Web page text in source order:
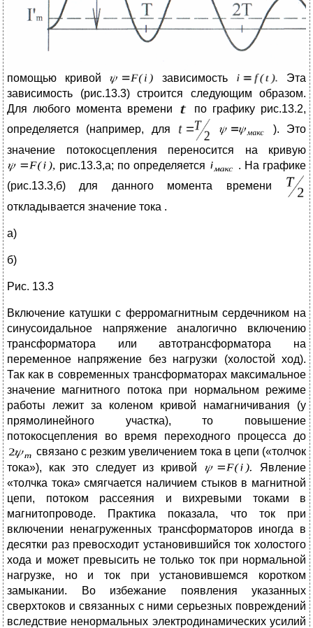
помощью кривой зависимость
Эта
зависимость (рис.13.3) строится следующим образом.
Для любого момента времени
по графику рис.13.2,
определяется (например, для
). Это
значение потокосцепления переносится на кривую
рис.13.3,а; по определяется
. На графике
(рис.13.3,б) для данного момента времени
откладывается значение тока .
а)
б)
Рис. 13.3
Включение катушки с ферромагнитным сердечником на
синусоидальное напряжение аналогично включению
трансформатора или автотрансформатора на
переменное напряжение без нагрузки (холостой ход).
Так как в современных трансформаторах максимальное
значение магнитного потока при нормальном режиме
работы лежит за коленом кривой намагничивания (у
прямолинейного участка), то повышение
потокосцепления во время переходного процесса до
связано с резким увеличением тока в цепи («толчок
тока»), как это следует из кривой
Явление
«толчка тока» смягчается наличием стыков в магнитной
цепи, потоком рассеяния и вихревыми токами в
магнитопроводе. Практика показала, что ток при
включении ненагруженных трансформаторов иногда в
десятки раз превосходит установившийся ток холостого
хода и может превысить не только ток при нормальной
нагрузке, но и ток при установившемся коротком
замыкании. Во избежание появления указанных
сверхтоков и связанных с ними серьезных повреждений
вследствие ненормальных электродинамических усилий